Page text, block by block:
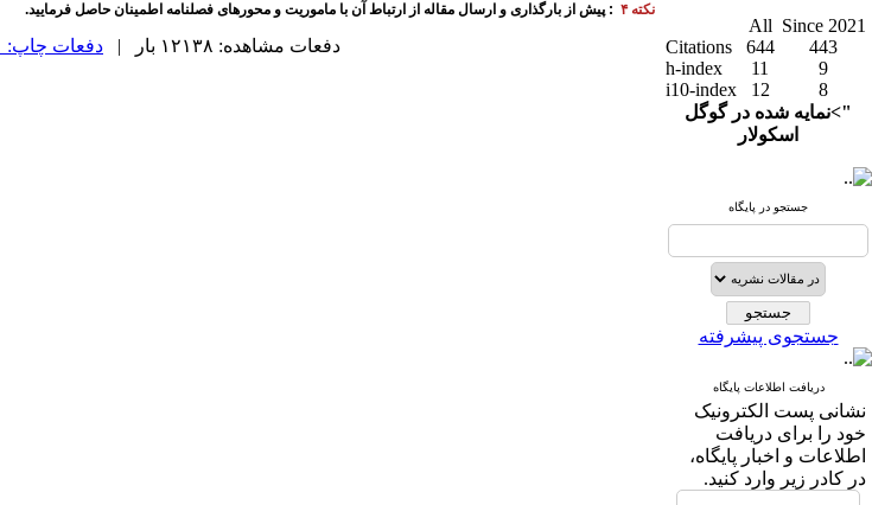
All Since 2021
Citations
644
443
h-index
11
9
i10-index
12
8
">نمایه شده در گوگل
اسکولار
جستجو در پایگاه
جستجوی پیشرفته
دریافت اطلاعات پایگاه
نشانی پست الکترونیک
خود را برای دریافت
اطلاعات و اخبار پایگاه،
در کادر زیر وارد کنید.
نکته ۴ : پیش از بارگذاری و ارسال مقاله از ارتباط آن با ماموریت و محورهای فصلنامه اطمینان حاصل فرمایید.
دفعات مشاهده: ۱۲۱۳۸ بار | دفعات چاپ: ۱۱۰۱ بار